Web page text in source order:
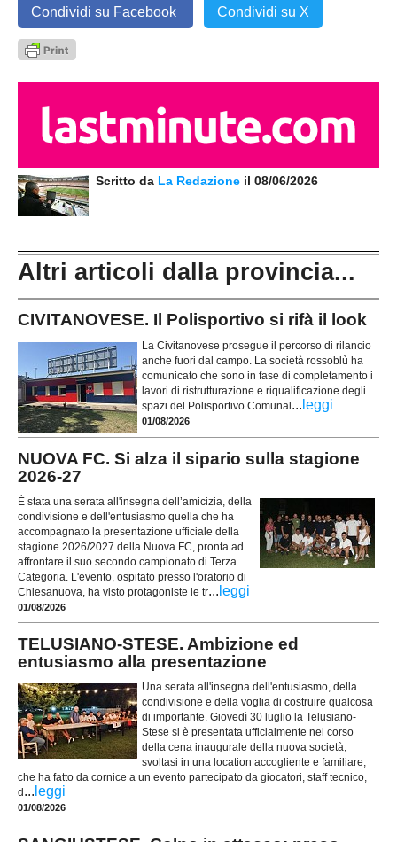
Condividi su Facebook Condividi su X
Scritto da La Redazione il 08/06/2026
Altri articoli dalla provincia...
CIVITANOVESE. Il Polisportivo si rifà il look
La Civitanovese prosegue il percorso di rilancio
anche fuori dal campo. La società rossoblù ha
comunicato che sono in fase di completamento i
lavori di ristrutturazione e riqualificazione degli
spazi del Polisportivo Comunal... leggi
01/08/2026
NUOVA FC. Si alza il sipario sulla stagione
2026-27
È stata una serata all'insegna dell’amicizia, della
condivisione e dell'entusiasmo quella che ha
accompagnato la presentazione ufficiale della
stagione 2026/2027 della Nuova FC, pronta ad
affrontare il suo secondo campionato di Terza
Categoria. L'evento, ospitato presso l'oratorio di
Chiesanuova, ha visto protagoniste le tr... leggi
01/08/2026
TELUSIANO-STESE. Ambizione ed
entusiasmo alla presentazione
Una serata all'insegna dell'entusiasmo, della
condivisione e della voglia di costruire qualcosa
di importante. Giovedì 30 luglio la Telusiano-
Stese si è presentata ufficialmente nel corso
della cena inaugurale della nuova società,
svoltasi in una location accogliente e familiare,
che ha fatto da cornice a un evento partecipato da giocatori, staff tecnico,
d ... leggi
01/08/2026